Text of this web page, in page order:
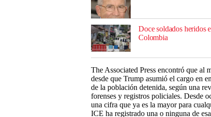
Doce soldados heridos
Colombia
The Associated Press encontró que al
desde que Trump asumió el cargo en
de la población detenida, según una
forenses y registros policiales. Desde
una cifra que ya es la mayor para
ICE ha registrado una o ninguna de